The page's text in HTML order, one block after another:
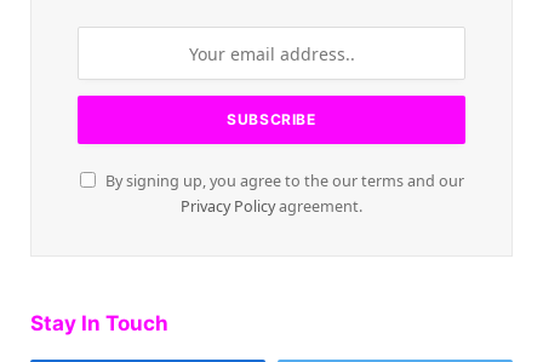
By signing up, you agree to the our terms and our
Privacy Policyagreement.
Stay In Touch